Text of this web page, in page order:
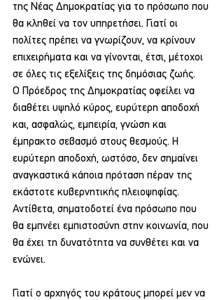
της Νέας Δημοκρατίας για το πρόσωπο που
θα κληθεί να τον υπηρετήσει. Γιατί οι
πολίτες πρέπει να γνωρίζουν, να κρίνουν
επιχειρήματα και να γίνονται, έτσι, μέτοχοι
σε όλες τις εξελίξεις της δημόσιας ζωής.
Ο Πρόεδρος της Δημοκρατίας οφείλει να
διαθέτει υψηλό κύρος, ευρύτερη αποδοχή
και, ασφαλώς, εμπειρία, γνώση και
έμπρακτο σεβασμό στους θεσμούς. Η
ευρύτερη αποδοχή, ωστόσο, δεν σημαίνει
αναγκαστικά κάποια πρόταση πέραν της
εκάστοτε κυβερνητικής πλειοψηφίας.
Αντίθετα, σηματοδοτεί ένα πρόσωπο που
θα εμπνέει εμπιστοσύνη στην κοινωνία, που
θα έχει τη δυνατότητα να συνθέτει και να
ενώνει.
Γιατί ο αρχηγός του κράτους μπορεί μεν να